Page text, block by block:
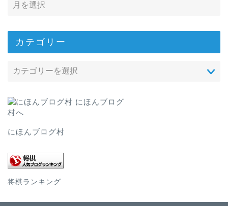
カテゴリー
にほんブログ村
将棋ランキング